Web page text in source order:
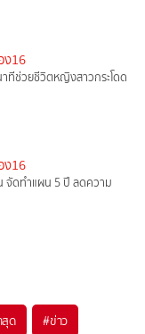
ง16
ทีช่วยชีวิตหญิงสาวกระโดด
ง16
จัดทำแผน 5 ปี ลดความ
สุด #ข่าว